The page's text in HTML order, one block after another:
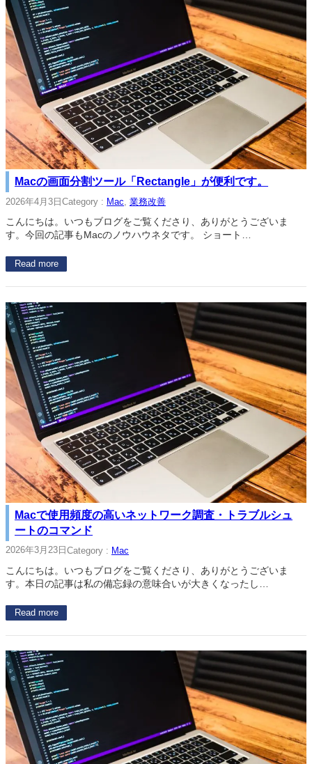
Macの画面分割ツール「Rectangle」が便利です。
2026年4月3日 Category : Mac 業務改善
こんにちは。いつもブログをご覧くださり、ありがとうございま
す。今回の記事もMacのノウハウネタです。 ショート…
Read more
Macで使用頻度の高いネットワーク調査・トラブルシュ
ートのコマンド
2026年3月23日 Category : Mac
こんにちは。いつもブログをご覧くださり、ありがとうございま
す。本日の記事は私の備忘録の意味合いが大きくなったし…
Read more